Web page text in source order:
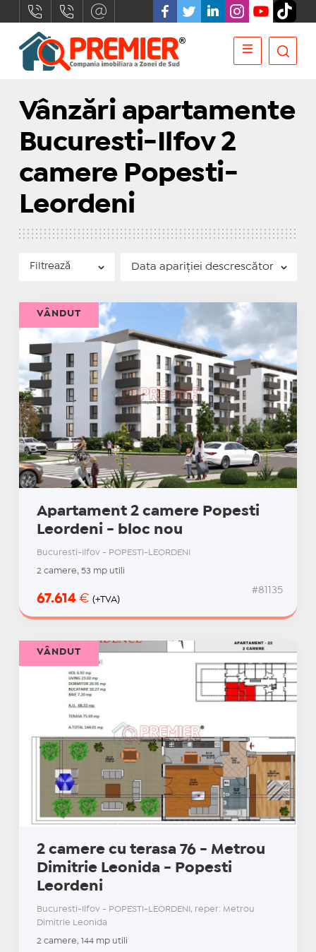
Vânzări apartamente
Bucuresti-Ilfov 2
camere Popesti-
Leordeni
Filtrează
Apartament 2 camere Popesti
Leordeni - bloc nou
Bucuresti-Ilfov - POPESTI-LEORDENI
2 camere, 53 mp utili
67.614 € (+TVA)
#81135
VÂNDUT
2 camere cu terasa 76 - Metrou
Dimitrie Leonida - Popesti
Leordeni
Bucuresti-Ilfov - POPESTI-LEORDENI, reper: Metrou
Dimitrie Leonida
2 camere, 144 mp utili
VÂNDUT